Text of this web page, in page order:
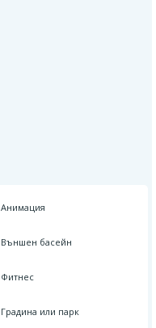
Aнимация
Външен басейн
Фитнес
Градина или парк